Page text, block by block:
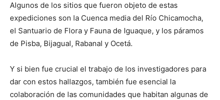
Algunos de los sitios que fueron objeto de estas
expediciones son la Cuenca media del Río Chicamocha,
el Santuario de Flora y Fauna de Iguaque, y los páramos
de Pisba, Bijagual, Rabanal y Ocetá.
Y si bien fue crucial el trabajo de los investigadores para
dar con estos hallazgos, también fue esencial la
colaboración de las comunidades que habitan algunas de